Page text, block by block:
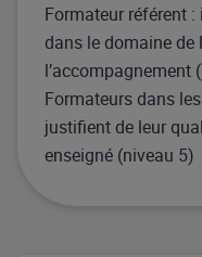
Formateur référent :
dans le domaine
l’accompagnement
Formateurs dans
justifient de leur
enseigné (niveau 5)